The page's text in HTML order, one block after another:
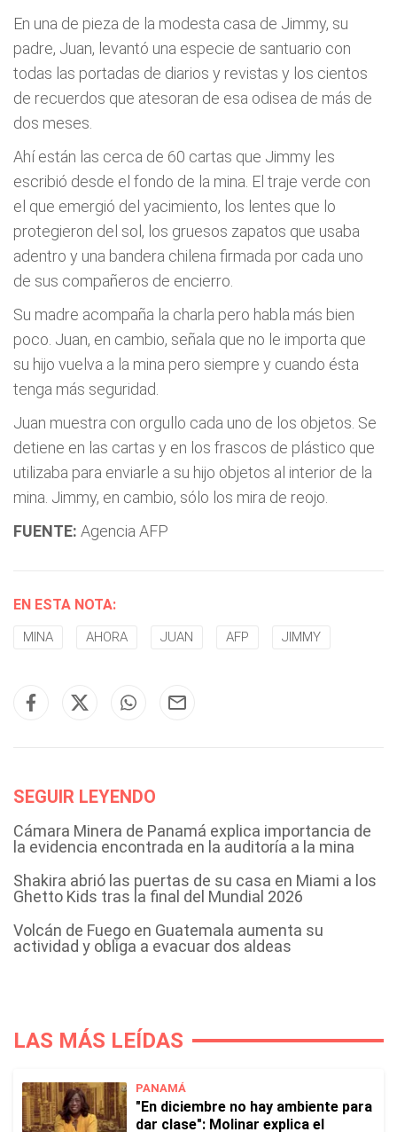
En una de pieza de la modesta casa de Jimmy, su
padre, Juan, levantó una especie de santuario con
todas las portadas de diarios y revistas y los cientos
de recuerdos que atesoran de esa odisea de más de
dos meses.
Ahí están las cerca de 60 cartas que Jimmy les
escribió desde el fondo de la mina. El traje verde con
el que emergió del yacimiento, los lentes que lo
protegieron del sol, los gruesos zapatos que usaba
adentro y una bandera chilena firmada por cada uno
de sus compañeros de encierro.
Su madre acompaña la charla pero habla más bien
poco. Juan, en cambio, señala que no le importa que
su hijo vuelva a la mina pero siempre y cuando ésta
tenga más seguridad.
Juan muestra con orgullo cada uno de los objetos. Se
detiene en las cartas y en los frascos de plástico que
utilizaba para enviarle a su hijo objetos al interior de la
mina. Jimmy, en cambio, sólo los mira de reojo.
FUENTE: Agencia AFP
EN ESTA NOTA:
MINA AHORA JUAN AFP JIMMY
SEGUIR LEYENDO
Cámara Minera de Panamá explica importancia de
la evidencia encontrada en la auditoría a la mina
Shakira abrió las puertas de su casa en Miami a los
Ghetto Kids tras la final del Mundial 2026
Volcán de Fuego en Guatemala aumenta su
actividad y obliga a evacuar dos aldeas
LAS MÁS LEÍDAS
PANAMÁ
"En diciembre no hay ambiente para
dar clase": Molinar explica el